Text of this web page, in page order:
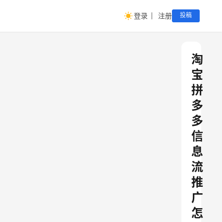
登录 注册 投稿
淘
宝
拼
多
多
信
息
流
推
广
怎